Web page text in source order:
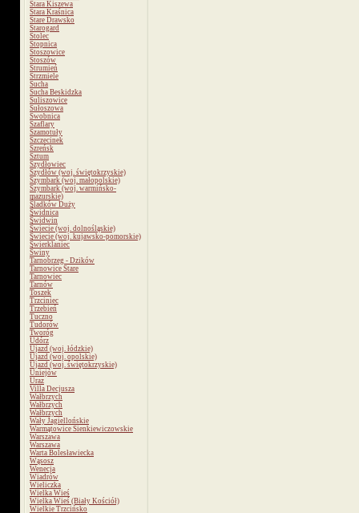
Stara Kiszewa
Stara Kraśnica
Stare Drawsko
Starogard
Stolec
Stopnica
Stoszowice
Stoszów
Strumień
Strzmiele
Sucha
Sucha Beskidzka
Suliszowice
Sułoszowa
Swobnica
Szaflary
Szamotuły
Szczecinek
Szreńsk
Sztum
Szydłowiec
Szydłów (woj. świętokrzyskie)
Szymbark (woj. małopolskie)
Szymbark (woj. warmińsko-
mazurskie)
Śladków Duży
Świdnica
Świdwin
Świecie (woj. dolnośląskie)
Świecie (woj. kujawsko-pomorskie)
Świerklaniec
Świny
Tarnobrzeg - Dzików
Tarnowice Stare
Tarnowiec
Tarnów
Toszek
Trzciniec
Trzebień
Tuczno
Tudorów
Tworóg
Udórz
Ujazd (woj. łódzkie)
Ujazd (woj. opolskie)
Ujazd (woj. świętokrzyskie)
Uniejów
Uraz
Villa Decjusza
Wałbrzych
Wałbrzych
Wałbrzych
Wały Jagiellońskie
Warmątowice Sienkiewiczowskie
Warszawa
Warszawa
Warta Bolesławiecka
Wąsosz
Wenecja
Wiadrów
Wieliczka
Wielka Wieś
Wielka Wieś (Biały Kościół)
Wielkie Trzcińsko